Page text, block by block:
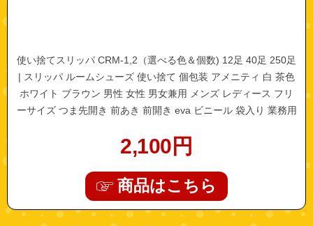
使い捨てスリッパ CRM-1,2（選べる色＆個数) 12足 40足 250足
| スリッパ ルームシューズ 使い捨て 個包装 アメニティ 白 茶色
ホワイト ブラウン 男性 女性 男女兼用 メンズ レディース フリ
ーサイズ つま先開き 前あき 前開き eva ビニール 袋入り 業務用
2,100 円
商品はこちら